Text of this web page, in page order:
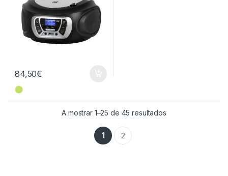
84,50€
⬤
A mostrar 1–25 de 45 resultadosOrdenado por
1 2